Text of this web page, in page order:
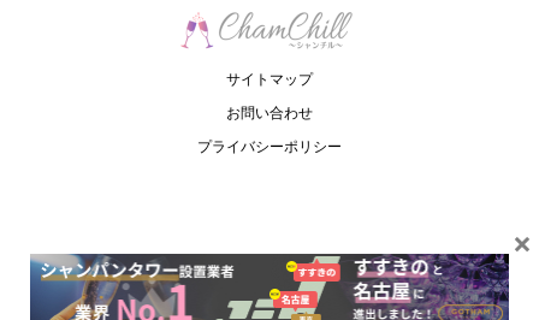
サイトマップ
お問い合わせ
プライバシーポリシー
Copyright ©ChamChill. All Rights Reserved. ×